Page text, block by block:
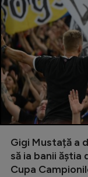
Gigi Mustață a
să ia banii ăștia
Cupa